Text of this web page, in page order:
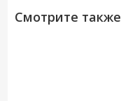
Смотрите также